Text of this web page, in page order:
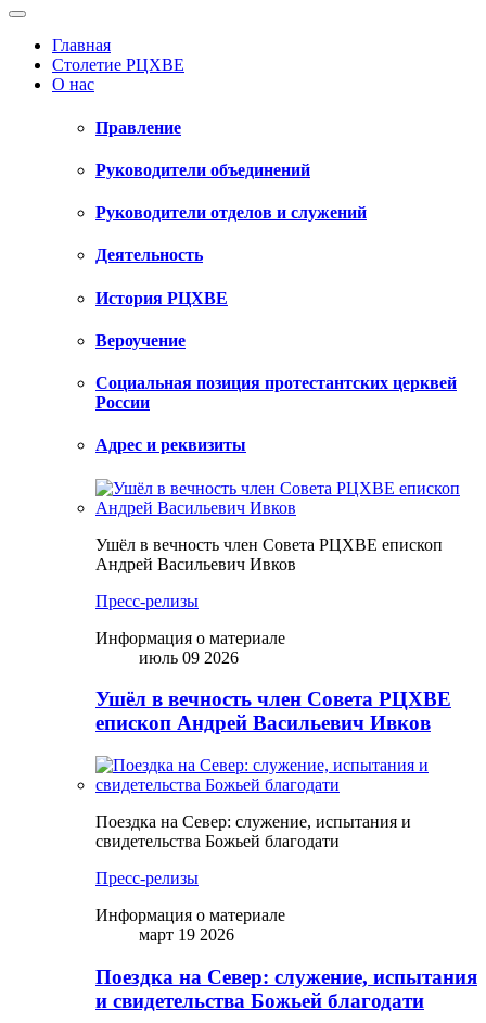
Главная
Столетие РЦХВЕ
О нас
Правление
Руководители объединений
Руководители отделов и служений
Деятельность
История РЦХВЕ
Вероучение
Социальная позиция протестантских церквей
России
Адрес и реквизиты
Ушёл в вечность член Совета РЦХВЕ епископ
Андрей Васильевич Ивков
Пресс-релизы
Информация о материале
июль 09 2026
Ушёл в вечность член Совета РЦХВЕ
епископ Андрей Васильевич Ивков
Поездка на Север: служение, испытания и
свидетельства Божьей благодати
Пресс-релизы
Информация о материале
март 19 2026
Поездка на Север: служение, испытания
и свидетельства Божьей благодати